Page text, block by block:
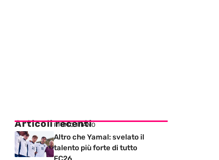
Articoli recenti
PRIMO PIANO
Altro che Yamal: svelato il
talento più forte di tutto